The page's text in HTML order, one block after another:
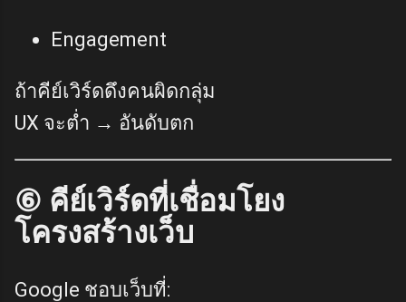
Engagement
ถ้าคีย์เวิร์ดดึงคนผิดกลุ่ม
UX จะต่ำ → อันดับตก
⑥ คีย์เวิร์ดที่เชื่อมโยง
โครงสร้างเว็บ
Google ชอบเว็บที่: